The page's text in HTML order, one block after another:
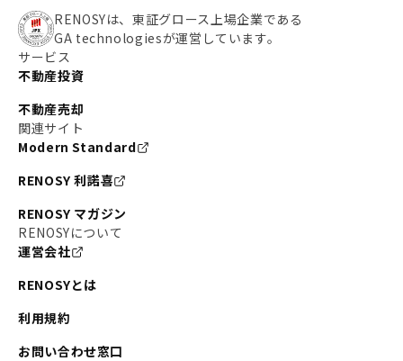
RENOSYは、東証グロース上場企業である
GA technologiesが運営しています。
サービス
不動産投資
不動産売却
関連サイト
Modern Standard
RENOSY 利諾喜
RENOSY マガジン
RENOSYについて
運営会社
RENOSYとは
利用規約
お問い合わせ窓口